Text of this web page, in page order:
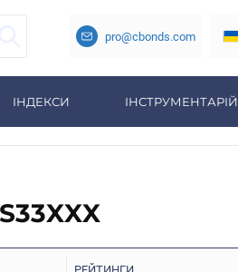
pro@cbonds.com
ІНДЕКСИ ІНСТРУМЕНТАРІЙ